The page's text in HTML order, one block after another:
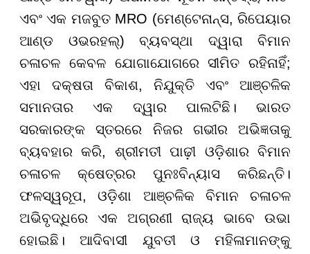
ଏବଂ ଏକ ମଜବୁତ MRO (ମେଣ୍ଟେନାନ୍ସ, ରିପେୟାର
ଆଣ୍ଡ ଓଭରହଲ୍) ବ୍ୟବସ୍ଥା ଦ୍ୱାରା ବିମାନ
ଚଳାଚଳ କେବଳ ଯୋଗାଯୋଗରେ ସୀମିତ ରହିନାହିଁ;
ଏହା ଦକ୍ଷତା ବିକାଶ, ନିଯୁକ୍ତି ଏବଂ ଆଞ୍ଚଳିକ
ସମାନତାର ଏକ ଦ୍ୱାର ପାଲଟିଛି। ଭାରତ
ସରକାରଙ୍କ ସ୍ତରରେ ନିଜର ଗଭୀର ଅଭିଜ୍ଞତାକୁ
ବ୍ୟବହାର କରି, ଶ୍ରୀମତୀ ପାଢ଼ୀ ଓଡ଼ିଶାର ବିମାନ
ଚଳାଚଳ କ୍ଷେତ୍ରର ପୁନଃବିନ୍ୟାସ କରିଛନ୍ତି।
ଫଳସ୍ୱରୂପ, ଓଡ଼ିଶା ଆଞ୍ଚଳିକ ବିମାନ ଚଳାଚଳ
ଅଭିବୃଦ୍ଧିରେ ଏକ ଅଗ୍ରଣୀ ରାଜ୍ୟ ଭାବେ ଉଭା
ହୋଇଛି। ଆଦିବାସୀ ଯୁବତୀ ଓ ମହିଳାମାନଙ୍କୁ